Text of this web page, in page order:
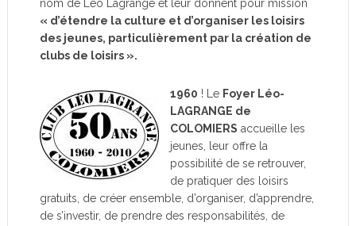
nom de Léo Lagrange et leur donnent pour mission
« d’étendre la culture et d’organiser les loisirs
des jeunes, particulièrement par la création de
clubs de loisirs ».
1960 ! Le Foyer Léo-
LAGRANGE de
COLOMIERS accueille les
jeunes, leur offre la
possibilité de se retrouver,
de pratiquer des loisirs
gratuits, de créer ensemble, d’organiser, d’apprendre,
de s’investir, de prendre des responsabilités, de